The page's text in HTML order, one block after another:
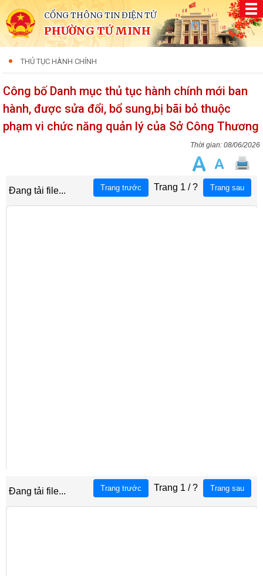
CỔNG THÔNG TIN ĐIỆN TỬ
PHƯỜNG TỨ MINH
THỦ TỤC HÀNH CHÍNH
Công bố Danh mục thủ tục hành chính mới ban
hành, được sửa đổi, bổ sung,bị bãi bỏ thuộc
phạm vi chức năng quản lý của Sở Công Thương
08/06/2026